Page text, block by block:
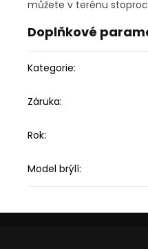
můžete v terénu
Doplňkové
Kategorie:
Záruka:
Rok:
Model brýlí: